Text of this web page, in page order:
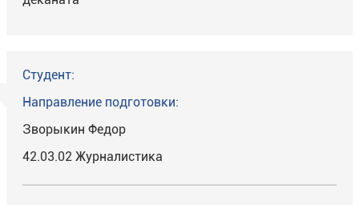
Студент:
Направление подготовки:
Зворыкин Федор
42.03.02 Журналистика